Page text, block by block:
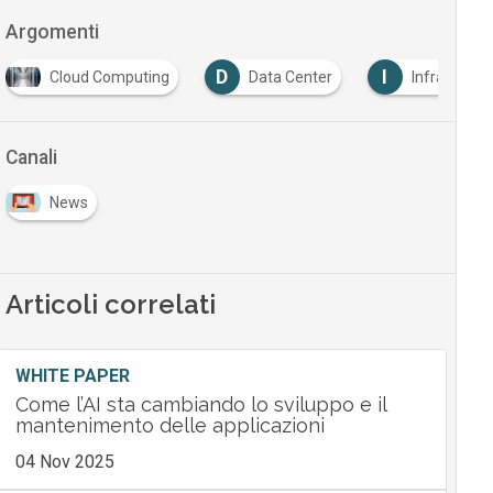
Argomenti
Cloud Computing D Data Center I
Canali
News
Articoli correlati
WHITE PAPER
Come l’AI sta cambiando lo sviluppo e il
mantenimento delle applicazioni
04 Nov 2025